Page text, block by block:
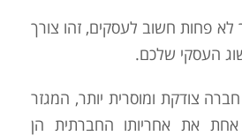
פחות חשוב לעסקים, זהו צורך
העסקי שלכם.
צודקת ומוסרית יותר, המגזר
את אחריותו החברתית הן